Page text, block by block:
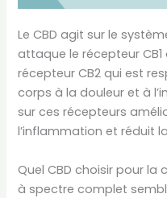
Le CBD agit sur le
attaque le récepteur
récepteur CB2 qui est
corps à la douleur et à
sur ces récepteurs
l’inflammation et réduit
Quel CBD choisir pour la
à spectre complet